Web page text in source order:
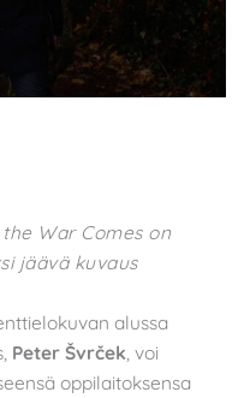
War Comes on
jäävä kuvaus
alussa
Peter Švrček , voi
oppilaitoksensa